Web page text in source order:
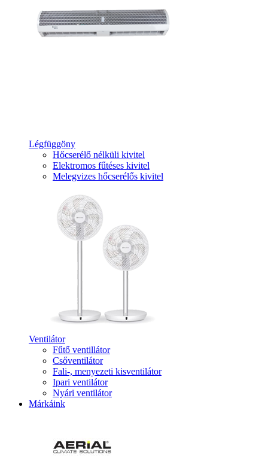
Légfüggöny
Hőcserélő nélküli kivitel
Elektromos fűtéses kivitel
Melegvizes hőcserélős kivitel
Ventilátor
Fűtő ventillátor
Csőventilátor
Fali-, menyezeti kisventilátor
Ipari ventilátor
Nyári ventilátor
Márkáink